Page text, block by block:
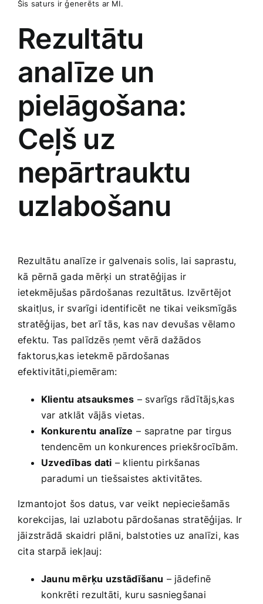
Šis saturs ir ģenerēts ar MI.
Rezultātu
analīze un
pielāgošana:
Ceļš ‍uz
nepārtrauktu
uzlabošanu
Rezultātu analīze ir galvenais solis, lai saprastu,
kā ​pērnā gada mērķi un stratēģijas ⁤ir
ietekmējušas pārdošanas rezultātus. Izvērtējot⁢
skaitļus, ir svarīgi identificēt ne tikai veiksmīgās
stratēģijas, bet arī tās,⁤ kas nav devušas vēlamo
efektu. Tas palīdzēs ņemt‌ vērā dažādos
faktorus,kas ietekmē ‌pārdošanas
efektivitāti,piemēram:
Klientu atsauksmes – ​svarīgs rādītājs,kas
var atklāt vājās vietas.
Konkurentu⁢ analīze – ⁢sapratne par ​tirgus
tendencēm un konkurences priekšrocībām.
Uzvedības⁣ dati – klientu pirkšanas
paradumi un tiešsaistes aktivitātes.
Izmantojot šos datus, var veikt nepieciešamās
korekcijas, lai uzlabotu pārdošanas stratēģijas. Ir
‌jāizstrādā ⁣skaidri plāni, balstoties uz analīzi, kas
cita starpā iekļauj:
Jaunu mērķu uzstādīšanu – jādefinē
konkrēti rezultāti, kuru sasniegšanai